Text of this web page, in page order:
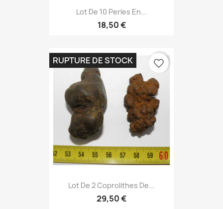
Lot De 10 Perles En...
18,50 €
Lot De 2 Coprolithes De...
29,50 €
RUPTURE DE STOCK favorite_border